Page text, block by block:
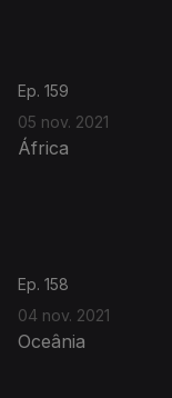
Ep. 159
05 nov. 2021
África
Ep. 158
04 nov. 2021
Oceânia